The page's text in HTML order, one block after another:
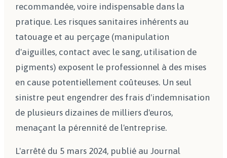
recommandée, voire indispensable dans la
pratique. Les risques sanitaires inhérents au
tatouage et au perçage (manipulation
d'aiguilles, contact avec le sang, utilisation de
pigments) exposent le professionnel à des mises
en cause potentiellement coûteuses. Un seul
sinistre peut engendrer des frais d'indemnisation
de plusieurs dizaines de milliers d'euros,
menaçant la pérennité de l'entreprise.
L'arrêté du 5 mars 2024, publié au Journal